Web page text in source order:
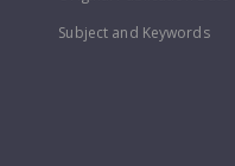
Subject and Keywords